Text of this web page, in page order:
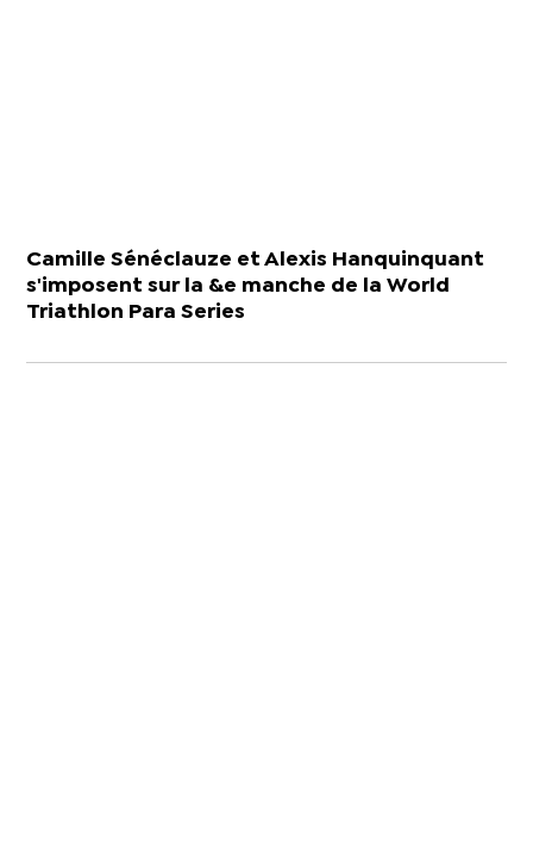
Camille Sénéclauze et Alexis Hanquinquant
s'imposent sur la &e manche de la World
Triathlon Para Series